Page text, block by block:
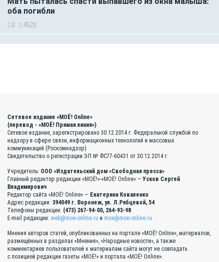
оба погибли
0 4520
Сетевое издание «МОЁ! Online»
(перевод - «МОЁ! Прямая линия»)
Сетевое издание, зарегистрировано 30.12.2014 г. Федеральной службой по
надзору в сфере связи, информационных технологий и массовых
коммуникаций (Роскомнадзор)
Свидетельство о регистрации ЭЛ № ФС77-60431 от 30.12.2014 г.
Учредитель: ООО «Издательский дом «Свободная пресса»
Главный редактор редакции «МОЁ!»-«МОЁ! Online» — Усков Сергей
Владимирович
Редактор сайта «МОЁ! Online» — Екатерина Коваленко
Адрес редакции: 394049 г. Воронеж, ул. Л.Рябцевой, 54
Телефоны редакции: (473) 267-94-00, 264-93-98
E-mail редакции: web@moe-online.ru и moe@moe-online.ru
Мнения авторов статей, опубликованных на портале «МОЁ! Online», материалов,
размещённых в разделах «Мнения», «Народные новости», а также
комментариев пользователей к материалам сайта могут не совпадать
с позицией редакции газеты «МОЁ!» и портала «МОЁ! Online».